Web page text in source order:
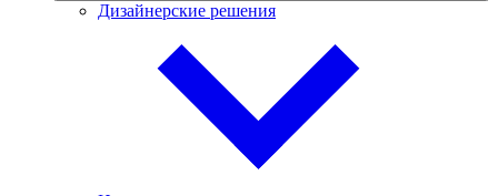
Дизайнерские решения